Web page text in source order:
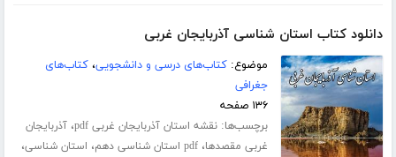
دانلود کتاب استان شناسی آذربایجان غربی
موضوع:کتاب‌های درسی و دانشجویی،کتاب‌های
جغرافی
۱۳۶ صفحه
برچسب‌ها:نقشه استان آذربایجان غربی pdf ،آذربایجان
غربی مقصدها،pdf استان شناسی دهم ، استان شناسی،